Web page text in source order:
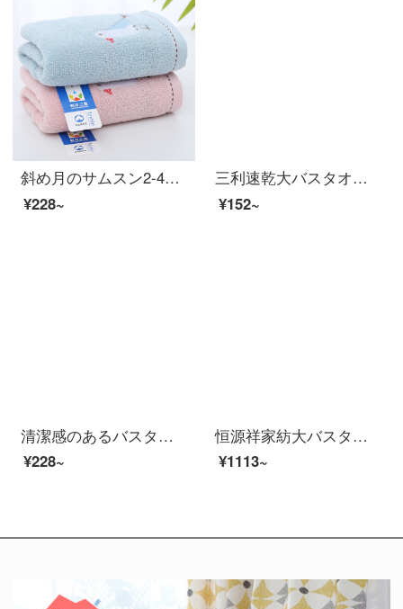
斜め月のサムスン2-4条は純綿のタオルを詰めて無事に幸せです。
¥228~
三利速乾大バスタオルA類柔らかい吸水カバーストラップ風呂タオル70*140 cmカレー色
¥152~
清潔感のあるバスタオルA類は吸水速度が高く、毛が長くなります。厚いバスタオルを入れて、男女風呂に入ります。柔らかいです。サンゴの大きなタオルはタオルA類のバスタオルを巻きます。浅緑です。
¥228~
恒源祥家紡大バスタオル新疆純綿男女通用成人家庭用タオルネット紅吸水速乾毛悦詩バスタオル-米白
¥1113~